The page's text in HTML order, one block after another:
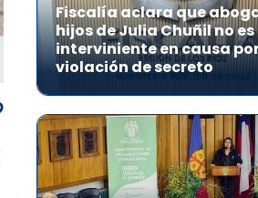
Fiscalía aclara que
hijos de Julia Chuñil no es
interviniente en causa
violación de secreto